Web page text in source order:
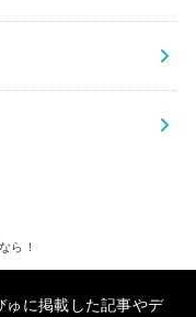
ら！
ゅに掲載した記事やデ